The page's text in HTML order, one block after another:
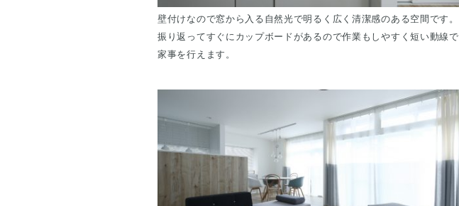
壁付けなので窓から入る自然光で明るく広く清潔感のある空間です。
振り返ってすぐにカップボードがあるので作業もしやすく短い動線で
家事を行えます。